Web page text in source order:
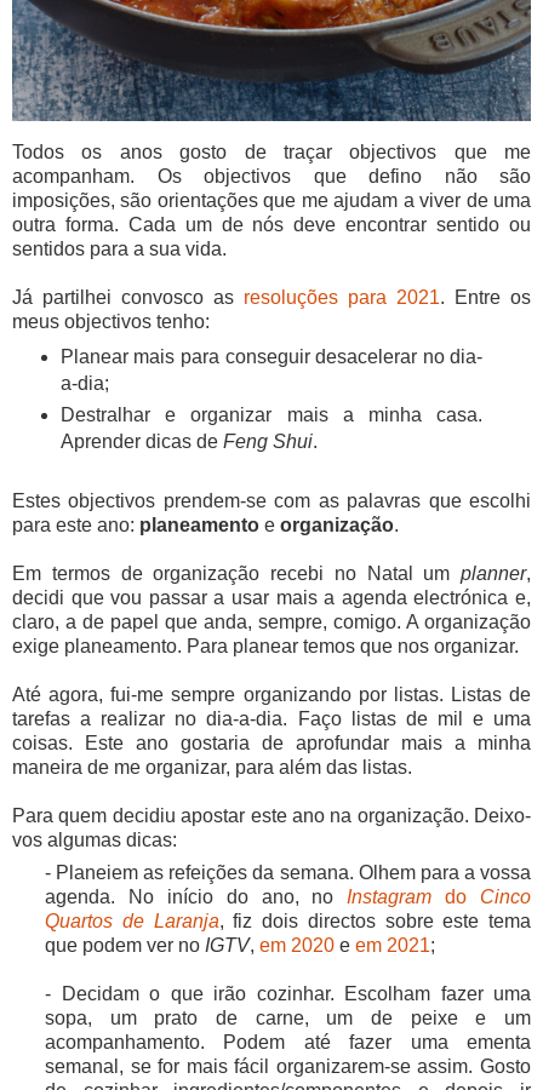
Todos os anos gosto de traçar objectivos que me
acompanham. Os objectivos que defino não são
imposições, são orientações que me ajudam a viver de uma
outra forma. Cada um de nós deve encontrar sentido ou
sentidos para a sua vida.
Já partilhei convosco as resoluções para 2021. Entre os
meus objectivos tenho:
Planear mais para conseguir desacelerar no dia-
a-dia;
Destralhar e organizar mais a minha casa.
Aprender dicas de Feng Shui.
Estes objectivos prendem-se com as palavras que escolhi
para este ano: planeamento e organização.
Em termos de organização recebi no Natal um planner,
decidi que vou passar a usar mais a agenda electrónica e,
claro, a de papel que anda, sempre, comigo. A organização
exige planeamento. Para planear temos que nos organizar.
Até agora, fui-me sempre organizando por listas. Listas de
tarefas a realizar no dia-a-dia. Faço listas de mil e uma
coisas. Este ano gostaria de aprofundar mais a minha
maneira de me organizar, para além das listas.
Para quem decidiu apostar este ano na organização. Deixo-
vos algumas dicas:
- Planeiem as refeições da semana. Olhem para a vossa
agenda. No início do ano, no Instagram do Cinco
Quartos de Laranja, fiz dois directos sobre este tema
que podem ver no IGTV, em 2020 e em 2021;
- Decidam o que irão cozinhar. Escolham fazer uma
sopa, um prato de carne, um de peixe e um
acompanhamento. Podem até fazer uma ementa
semanal, se for mais fácil organizarem-se assim. Gosto